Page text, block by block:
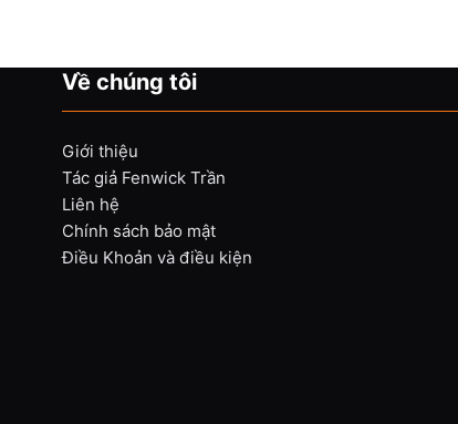
Về chúng tôi
Giới thiệu
Tác giả Fenwick Trần
Liên hệ
Chính sách bảo mật
Điều Khoản và điều kiện